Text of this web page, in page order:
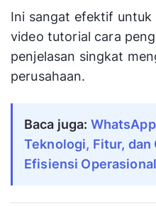
Ini sangat efektif untuk
video tutorial cara
penjelasan singkat
perusahaan.
Baca juga:
Teknologi, Fitur,
Efisiensi